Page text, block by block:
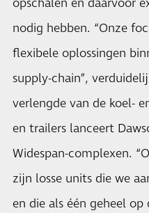
opschalen en daarvoor
nodig hebben. “Onze
flexibele oplossingen
supply-chain”,
verlengde van de koel-
en trailers lanceert
Widespan-complexen.
zijn losse units die we
en die als één geheel